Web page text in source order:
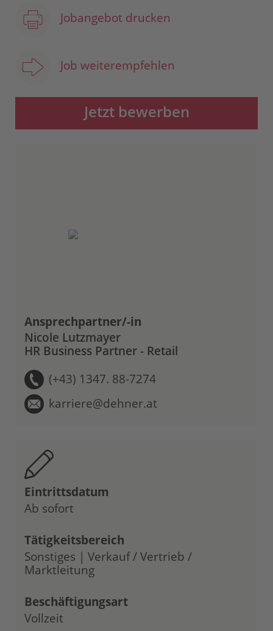
Jobangebot drucken
Job weiterempfehlen
Jetzt bewerben
Ansprechpartner/-in
Nicole Lutzmayer
HR Business Partner - Retail
(+43) 1347. 88-7274
karriere@dehner.at
Eintrittsdatum
Ab sofort
Tätigkeitsbereich
Sonstiges | Verkauf / Vertrieb /
Marktleitung
Beschäftigungsart
Vollzeit